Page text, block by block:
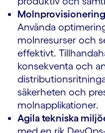
Använda
molnresurser och
effektivt.
konsekventa och
säkerheten och
molnapplikationer.
Agila tekniska